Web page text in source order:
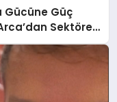
Gücüne Güç
Sektöre